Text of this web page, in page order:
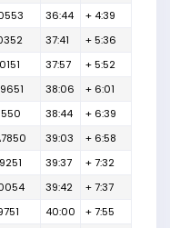
36:44
+ 4:39
37:41
+ 5:36
37:57
+ 5:52
38:06
+ 6:01
38:44
+ 6:39
39:03
+ 6:58
39:37
+ 7:32
39:42
+ 7:37
40:00
+ 7:55